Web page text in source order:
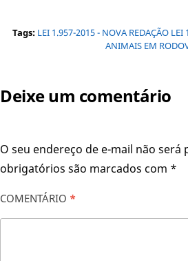
Tags: LEI 1.957-2015 - NOVA REDAÇÃO LEI
ANIMAIS EM
Deixe um comentário
O seu endereço de e-mail não será
obrigatórios são marcados com *
COMENTÁRIO *